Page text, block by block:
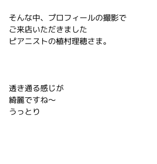
そんな中、プロフィールの撮影で
ご来店いただきました
ピアニストの植村理穂さま。
透き通る感じが
綺麗ですね〜
うっとり